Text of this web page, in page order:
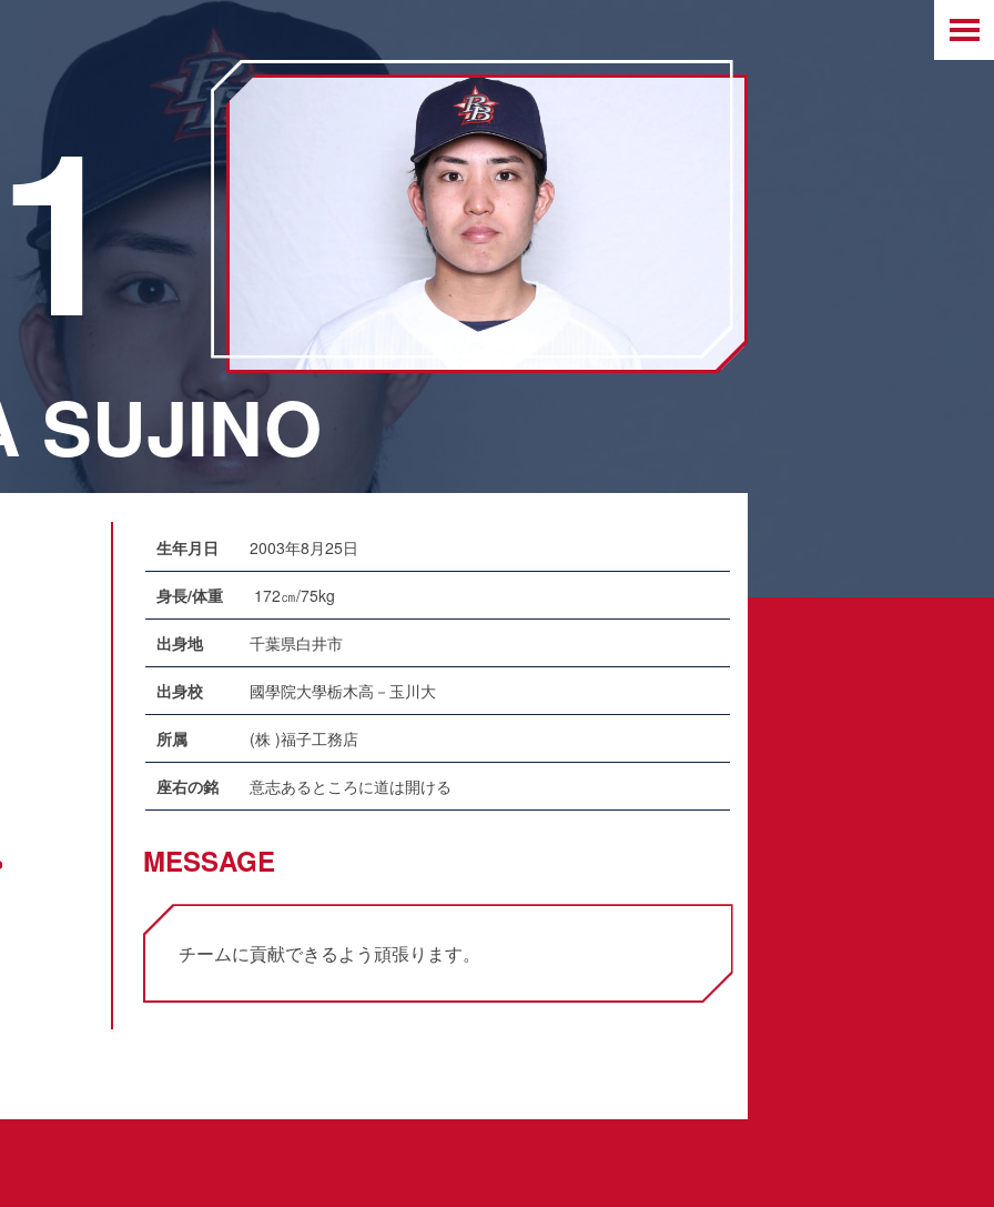
SUJINO
生年月日 2003年8月25日
身長/体重 172㎝/75kg
出身地 千葉県白井市
出身校 國學院大學栃木高－玉川大
所属 (株 )福子工務店
座右の銘 意志あるところに道は開ける
MESSAGE
チームに貢献できるよう頑張ります。